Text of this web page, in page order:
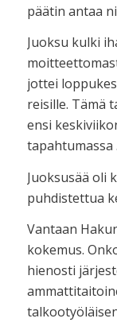
päätin antaa
Juoksu kulki
jottei
reisille. Tämä
ensi
tapahtumassa
Juoksusää oli
puhdistettua
Vantaan
kokemus.
hienosti